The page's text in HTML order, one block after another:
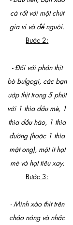
cà rốt với một chút
gia vị và để nguội.
Bước 2:
- Đối với phần thịt
bò bulgogi, các bạn
ướp thịt trong 5 phút
với 1 thìa dầu mè, 1
thìa dầu hào, 1 thìa
đường (hoặc 1 thìa
mật ong), một ít hạt
mè và hạt tiêu xay.
Bước 3:
- Mình xào thịt trên
chảo nóng và nhấc